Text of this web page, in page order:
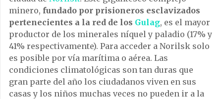
minero, fundado por prisioneros esclavizados
pertenecientes a la red de los Gulag, es el mayor
productor de los minerales níquel y paladio (17% y
41% respectivamente). Para acceder a Norilsk solo
es posible por vía marítima o aérea. Las
condiciones climatológicas son tan duras que
gran parte del año los ciudadanos viven en sus
casas y los niños muchas veces no pueden ir a la